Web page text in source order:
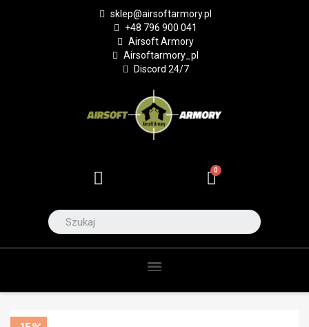
sklep@airsoftarmory.pl
+48 796 900 041
Airsoft Armory
Airsoftarmory_pl
Discord 24/7